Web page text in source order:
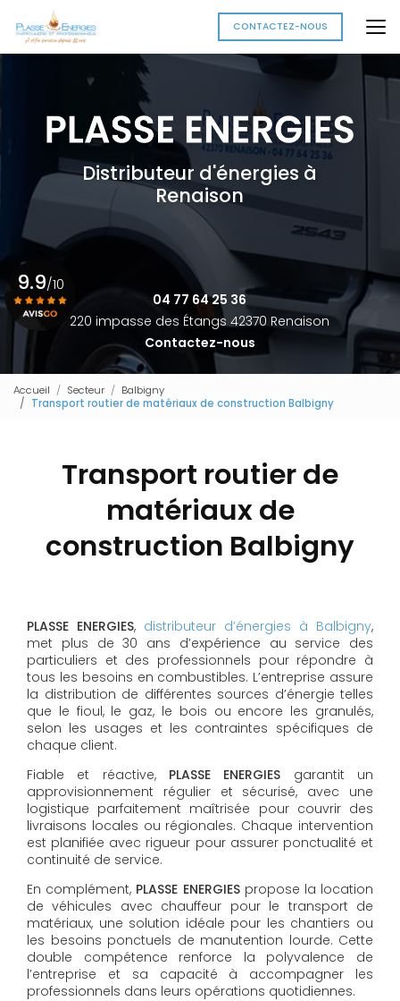
au
contenu
principal
CONTACTEZ-NOUS
Distributeur d'énergies à
Renaison
04 77 64 25 36
220 impasse des Étangs 42370 Renaison
Contactez-nous
9.9/10
Accueil Secteur
Balbigny
Transport routier de matériaux de construction Balbigny
Transport routier de
matériaux de
construction Balbigny
PLASSE ENERGIES, distributeur d’énergies à Balbigny,
met plus de 30 ans d’expérience au service des
particuliers et des professionnels pour répondre à
tous les besoins en combustibles. L’entreprise assure
la distribution de différentes sources d’énergie telles
que le fioul, le gaz, le bois ou encore les granulés,
selon les usages et les contraintes spécifiques de
chaque client.
Fiable et réactive, PLASSE ENERGIES garantit un
approvisionnement régulier et sécurisé, avec une
logistique parfaitement maîtrisée pour couvrir des
livraisons locales ou régionales. Chaque intervention
est planifiée avec rigueur pour assurer ponctualité et
continuité de service.
En complément, PLASSE ENERGIESpropose la location
de véhicules avec chauffeur pour le transport de
matériaux, une solution idéale pour les chantiers ou
les besoins ponctuels de manutention lourde. Cette
double compétence renforce la polyvalence de
l’entreprise et sa capacité à accompagner les
professionnels dans leurs opérations quotidiennes.